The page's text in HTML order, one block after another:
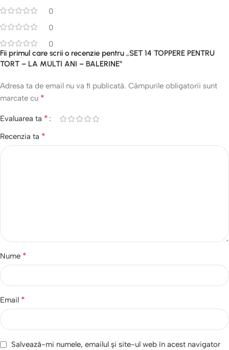
0
0
0
Fii primul care scrii o recenzie pentru „SET 14 TOPPERE PENTRU
TORT – LA MULTI ANI – BALERINE”
Adresa ta de email nu va fi publicată. Câmpurile obligatorii sunt
marcate cu *
Evaluarea ta *
Recenzia ta *
Nume *
Email *
Salvează-mi numele, emailul și site-ul web în acest navigator